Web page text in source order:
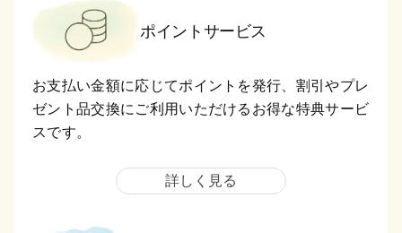
ポイントサービス
お支払い金額に応じてポイントを発行、割引やプレ
ゼント品交換にご利用いただけるお得な特典サービ
スです。
詳しく見る